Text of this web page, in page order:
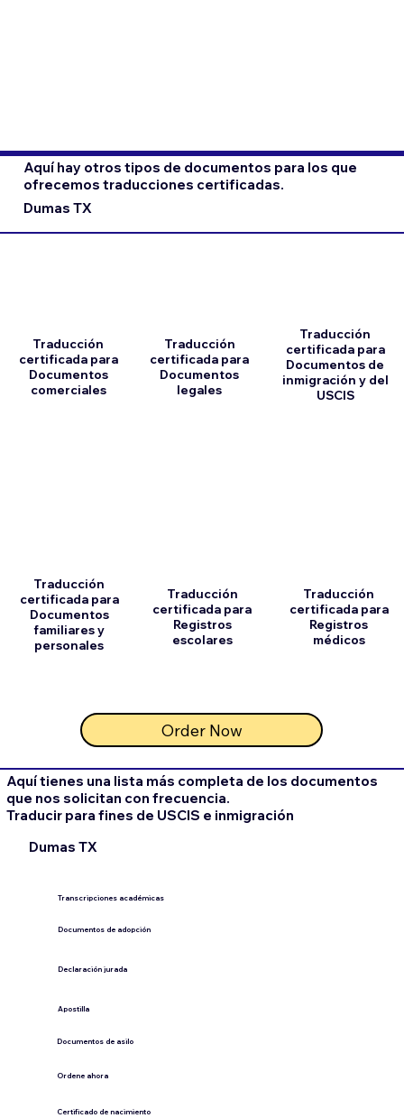
Transcripciones académicas
Documentos de adopción
Declaración jurada
​Apostilla
Documentos de asilo
Ordene ahora
Certificado de nacimiento
Aquí hay otros tipos de documentos para los que
ofrecemos traducciones certificadas.
Dumas TX
Traducción
certificada para
Documentos
comerciales
Traducción
certificada para
Documentos
familiares y
personales
Traducción
certificada para
Documentos
legales
Traducción
certificada para
Registros
escolares
Order Now
Traducción
certificada para
Documentos de
inmigración y del
USCIS
Traducción
certificada para
Registros
médicos
Aquí tienes una lista más completa de los documentos
que nos solicitan con frecuencia.
Traducir para fines de USCIS e inmigración
Dumas TX